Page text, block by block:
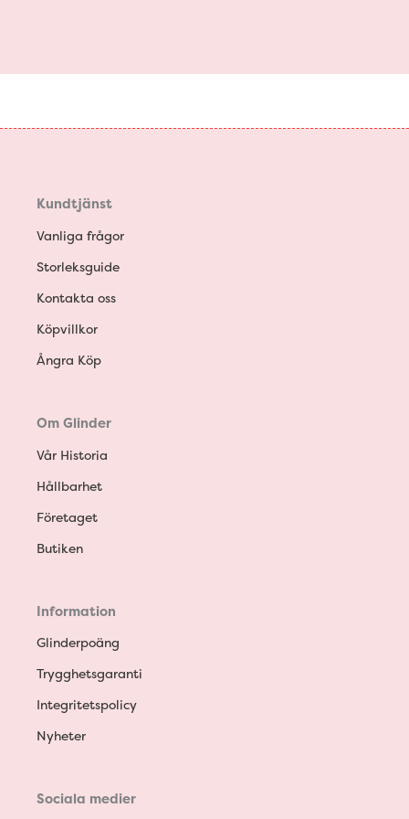
Kundtjänst
Vanliga frågor
Storleksguide
Kontakta oss
Köpvillkor
Ångra Köp
Om Glinder
Vår Historia
Hållbarhet
Företaget
Butiken
Information
Glinderpoäng
Trygghetsgaranti
Integritetspolicy
Nyheter
Sociala medier